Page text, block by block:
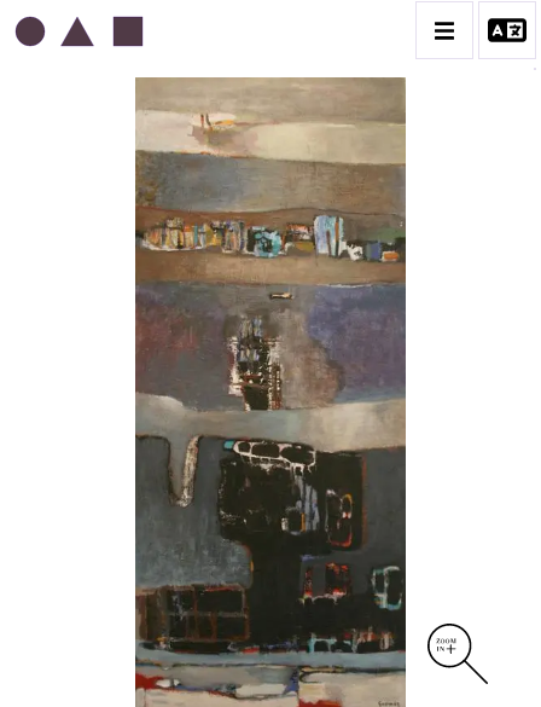
ABDELKADER GUERMAZ
BIOGRAPHIE
LA PRESSE AU SUJET DE GUERMAZ
TÉMOIGNAGES AU SUJET DE GUERMAZ
CATALOGUE DES OEUVRES
A – RÉALITÉ POÉTIQUE – 1940-1960
B – COMPOSITIONS ABSTRAITES – 1960-1968
C – SILENCE ET LUMIÈRE – 1968-1972
D – PAYSAGISME ABSTRAIT – 1970-1975
E – PAYSAGES SYMBOLIQUES – 1975-1996
DESSINS – GRAVURES – GOUACHES – AQUARELLES
CONTACT